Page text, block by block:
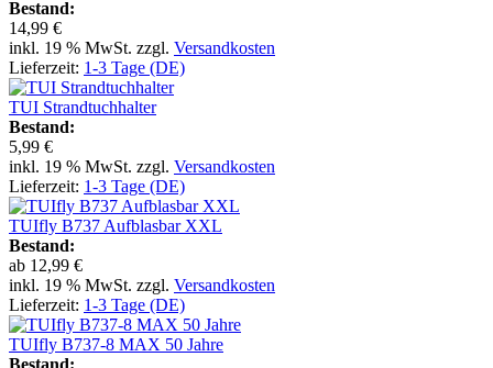
Bestand:
14,99 €
inkl. 19 % MwSt. zzgl. Versandkosten
Lieferzeit: 1-3 Tage (DE)
TUI Strandtuchhalter
Bestand:
5,99 €
inkl. 19 % MwSt. zzgl. Versandkosten
Lieferzeit: 1-3 Tage (DE)
TUIfly B737 Aufblasbar XXL
Bestand:
ab 12,99 €
inkl. 19 % MwSt. zzgl. Versandkosten
Lieferzeit: 1-3 Tage (DE)
TUIfly B737-8 MAX 50 Jahre
Bestand: